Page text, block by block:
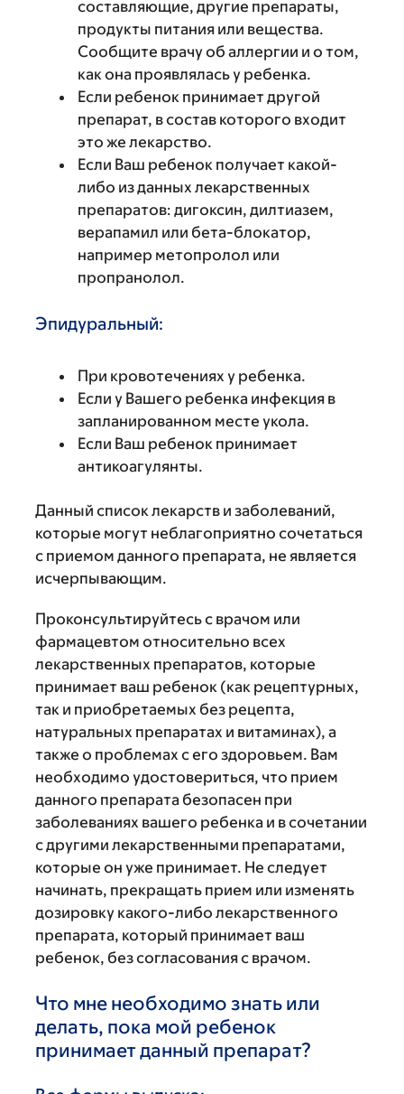
составляющие, другие препараты,
продукты питания или вещества.
Сообщите врачу об аллергии и о том,
как она проявлялась у ребенка.
Если ребенок принимает другой
препарат, в состав которого входит
это же лекарство.
Если Ваш ребенок получает какой-
либо из данных лекарственных
препаратов: дигоксин, дилтиазем,
верапамил или бета-блокатор,
например метопролол или
пропранолол.
Эпидуральный:
При кровотечениях у ребенка.
Если у Вашего ребенка инфекция в
запланированном месте укола.
Если Ваш ребенок принимает
антикоагулянты.
Данный список лекарств и заболеваний,
которые могут неблагоприятно сочетаться
с приемом данного препарата, не является
исчерпывающим.
Проконсультируйтесь с врачом или
фармацевтом относительно всех
лекарственных препаратов, которые
принимает ваш ребенок (как рецептурных,
так и приобретаемых без рецепта,
натуральных препаратах и витаминах), а
также о проблемах с его здоровьем. Вам
необходимо удостовериться, что прием
данного препарата безопасен при
заболеваниях вашего ребенка и в сочетании
с другими лекарственными препаратами,
которые он уже принимает. Не следует
начинать, прекращать прием или изменять
дозировку какого-либо лекарственного
препарата, который принимает ваш
ребенок, без согласования с врачом.
Что мне необходимо знать или
делать, пока мой ребенок
принимает данный препарат?